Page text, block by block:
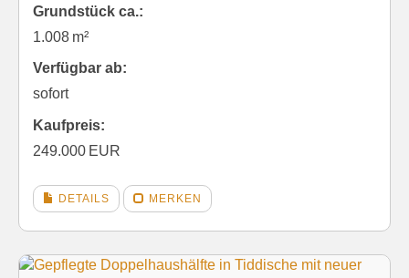
Grund­stück ca.:
1.008 m²
Verfügbar ab:
sofort
Kaufpreis:
249.000 EUR
DETAILS MERKEN